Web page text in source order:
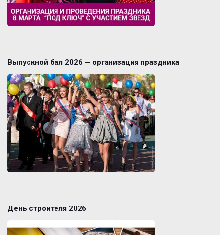
Выпускной бал 2026 — организация праздника
День строителя 2026